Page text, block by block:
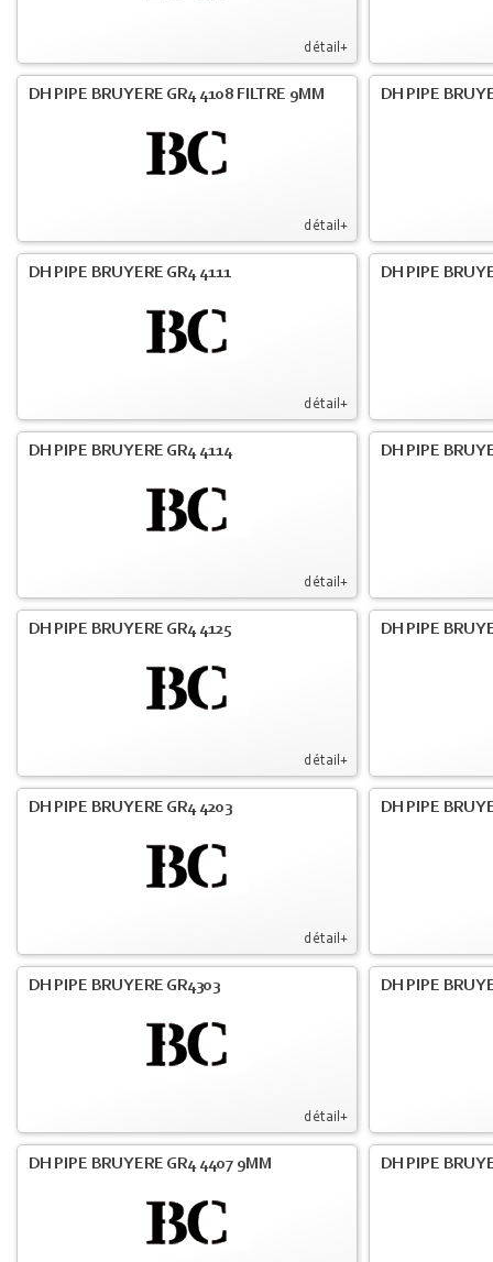
détail+
détail+
DH PIPE BRUYERE GR4 4108 FILTRE 9MM DH PIPE
détail+
DH PIPE BRUYERE GR4 4111 DH PIPE
détail+
DH PIPE BRUYERE GR4 4114 DH PIPE
détail+
DH PIPE BRUYERE GR4 4125 DH PIPE
détail+
DH PIPE BRUYERE GR4 4203 DH PIPE
détail+
DH PIPE BRUYERE GR4303 DH PIPE
DH PIPE BRUYERE GR4 4407 9MM DH PIPE